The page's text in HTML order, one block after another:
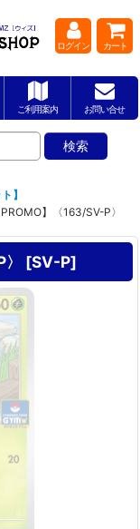
ログイン カート
ご利用案内 お問い合せ
】
】〈163/SV-P〉
[SV-P]